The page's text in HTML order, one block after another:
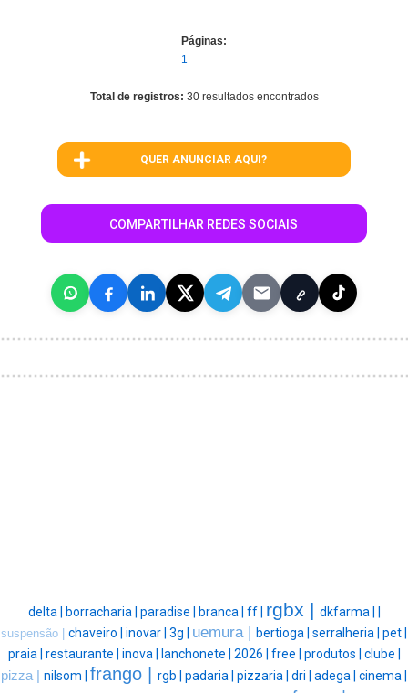
Páginas:
1
Total de registros: 30 resultados encontrados
QUER ANUNCIAR AQUI?
COMPARTILHAR REDES SOCIAIS
delta | borracharia | paradise | branca | ff | rgbx | dkfarma |
suspensão | chaveiro | inovar | 3g | uemura | bertioga | serralheria | pet |
praia | restaurante | inova | lanchonete | 2026 | free | produtos | clube |
pizza | nilsom | frango | rgb | padaria | pizzaria | dri | adega | cinema |